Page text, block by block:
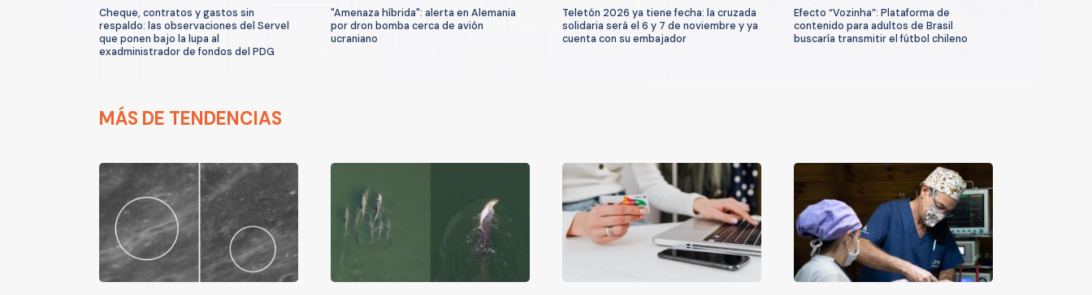
Cheque, contratos y gastos sin
respaldo: las observaciones del Servel
que ponen bajo la lupa al
exadministrador de fondos del PDG
"Amenaza híbrida": alerta en Alemania
por dron bomba cerca de avión
ucraniano
Teletón 2026 ya tiene fecha: la cruzada
solidaria será el 6 y 7 de noviembre y ya
cuenta con su embajador
Efecto “Vozinha”: Plataforma de
contenido para adultos de Brasil
buscaría transmitir el fútbol chileno
MÁS DE TENDENCIAS